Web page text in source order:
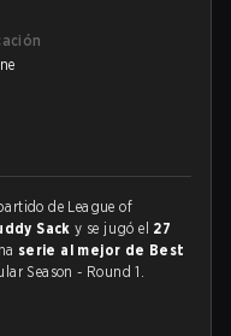
de League of
Sacky se jugó el 27
serie al mejor de Best
Season - Round 1.